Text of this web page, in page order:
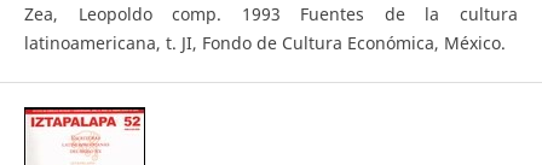
Zea, Leopoldo comp. 1993 Fuentes de la cultura
latinoamericana, t. JI, Fondo de Cultura Económica, México.